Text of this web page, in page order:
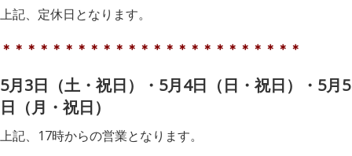
上記、定休日となります。
＊＊＊＊＊＊＊＊＊＊＊＊＊＊＊＊＊＊＊＊＊＊＊＊
5月3日（土・祝日）・5月4日（日・祝日）・5月5
日（月・祝日）
上記、17時からの営業となります。